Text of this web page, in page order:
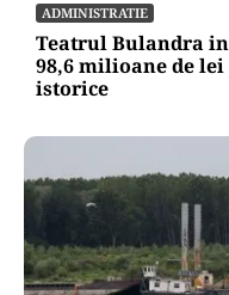
ADMINISTRATIE
Teatrul Bulandra
98,6 milioane de
istorice